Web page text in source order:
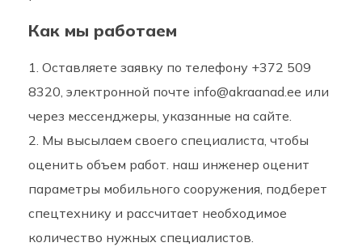
Как мы работаем
Оставляете заявку по телефону +372 509
8320, электронной почте info@akraanad.ee или
через мессенджеры, указанные на сайте.
Мы высылаем своего специалиста, чтобы
оценить объем работ. наш инженер оценит
параметры мобильного сооружения, подберет
спецтехнику и рассчитает необходимое
количество нужных специалистов.